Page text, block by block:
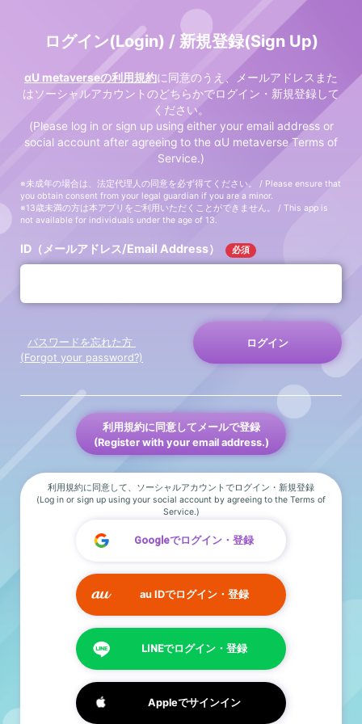
ログイン(Login) / 新規登録(Sign Up)
αU metaverseの利用規約に同意のうえ、メールアドレスまた
はソーシャルアカウントのどちらかでログイン・新規登録して
ください。
(Please log in or sign up using either your email address or
social account after agreeing to the αU metaverse Terms of
Service.)
※未成年の場合は、法定代理人の同意を必ず得てください。 / Please ensure that
you obtain consent from your legal guardian if you are a minor.
※13歳未満の方は本アプリをご利用いただくことができません。 / This app is
not available for individuals under the age of 13.
ID（メールアドレス/Email Address） 必須
ログイン
パスワードを忘れた方
(Forgot your password?)
利用規約に同意してメールで登録
(Register with your email address.)
利用規約に同意して、ソーシャルアカウントでログイン・新規登録
(Log in or sign up using your social account by agreeing to the Terms of
Service.)
Googleでログイン・登録
au IDでログイン・登録
LINEでログイン・登録
Appleでサインイン